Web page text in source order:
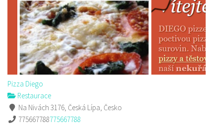
Pizza Diego
Restaurace
Na Nivách 3176, Česká Lípa, Česko
775667788775667788